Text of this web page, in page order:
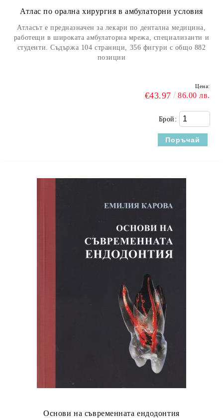
Атлас по орална хирургия в амбулаторни условия
Атласът е предназначен за лекари по дентална медицина,
работещи в широката амбулаторна мрежа, специализанти и
студенти. Съдържа 104 страници, 356 фигури с общо 882
позиции
Цена:
€43.97 86.00 лв.
Брой:
Основи на съвременната ендодонтия